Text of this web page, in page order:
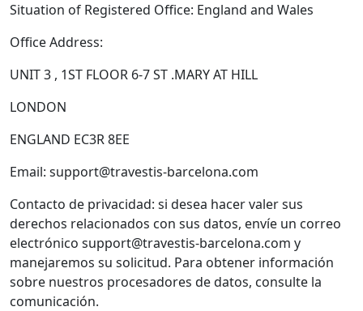
Situation of Registered Office: England and Wales
Office Address:
UNIT 3 , 1ST FLOOR 6-7 ST .MARY AT HILL
LONDON
ENGLAND EC3R 8EE
Email: support@travestis-barcelona.com
Contacto de privacidad: si desea hacer valer sus
derechos relacionados con sus datos, envíe un correo
electrónico support@travestis-barcelona.com y
manejaremos su solicitud. Para obtener información
sobre nuestros procesadores de datos, consulte la
comunicación.